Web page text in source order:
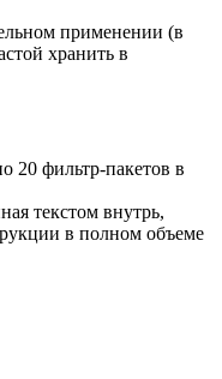
применении (в
хранить в
20 фильтр-пакетов в
текстом внутрь,
в полном объеме